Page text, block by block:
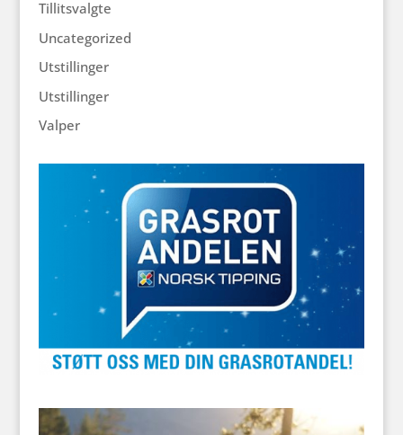
Tillitsvalgte
Uncategorized
Utstillinger
Utstillinger
Valper